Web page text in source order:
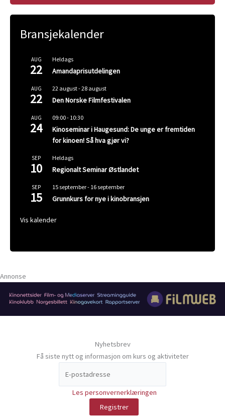
Bransjekalender
AUG
22
Heldags
Amandaprisutdelingen
AUG
22
22 august-28 august
Den Norske Filmfestivalen
AUG
24
09:00- 10:30
Kinoseminar i Haugesund: De unge er fremtiden
for kinoen! Så hva gjør vi?
SEP
10
Heldags
Regionalt Seminar Østlandet
SEP
15
15 september- 16 september
Grunnkurs for nye i kinobransjen
Vis kalender
Annonse
Nyhetsbrev
Få siste nytt og informasjon om kurs og aktiviteter
Les personvernerklæringen